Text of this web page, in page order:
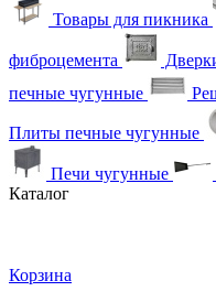
Товары для пикника
фиброцемента
печные чугунные
Плиты печные чугунные
Печи чугунные
Каталог
Корзина